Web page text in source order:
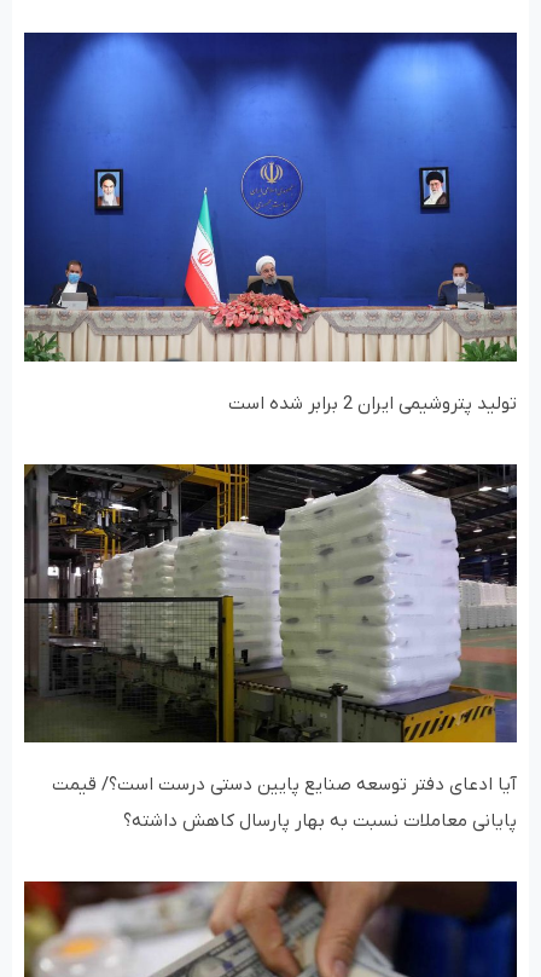
تولید پتروشیمی ایران 2 برابر شده است
آیا ادعای دفتر توسعه صنایع پایین دستی درست است؟/ قیمت
پایانی معاملات نسبت به بهار پارسال کاهش داشته؟